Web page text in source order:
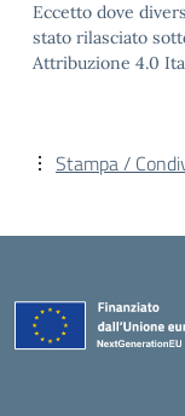
Eccetto dove
stato rilasciato
Attribuzione 4.0
Stampa /